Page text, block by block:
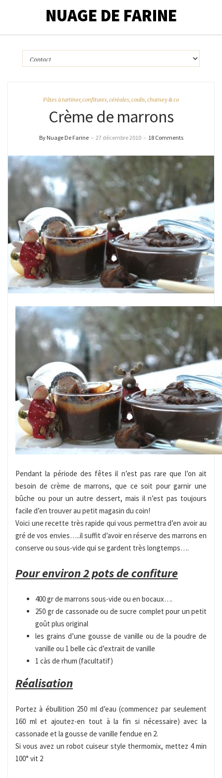
NUAGE DE FARINE
Pâtes à tartiner, confitures, céréales, coulis, chutney & co
Crème de marrons
By Nuage De Farine – 27 décembre 2010 – 18 Comments
Pendant la période des fêtes il n’est pas rare que l’on ait
besoin de crème de marrons, que ce soit pour garnir une
bûche ou pour un autre dessert, mais il n’est pas toujours
facile d’en trouver au petit magasin du coin!
Voici une recette très rapide qui vous permettra d’en avoir au
gré de vos envies…..il suffit d’avoir en réserve des marrons en
conserve ou sous-vide qui se gardent très longtemps….
Pour environ 2 pots de confiture
400 gr de marrons sous-vide ou en bocaux….
250 gr de cassonade ou de sucre complet pour un petit
goût plus original
les grains d’une gousse de vanille ou de la poudre de
vanille ou 1 belle càc d’extrait de vanille
1 càs de rhum (facultatif)
Réalisation
Portez à ébullition 250 ml d’eau (commencez par seulement
160 ml et ajoutez-en tout à la fin si nécessaire) avec la
cassonade et la gousse de vanille fendue en 2.
Si vous avez un robot cuiseur style thermomix, mettez 4 min
100° vit 2